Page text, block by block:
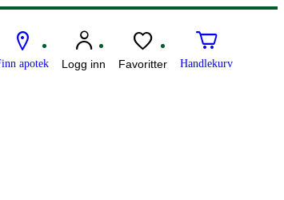
apotek Logg inn Favoritter Handlekurv